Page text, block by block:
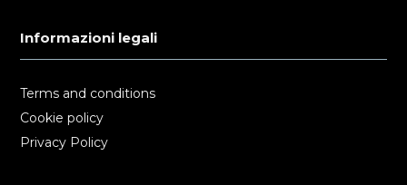
Informazioni legali
Terms and conditions
Cookie policy
Privacy Policy